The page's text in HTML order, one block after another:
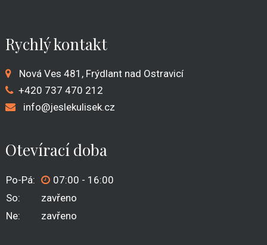
Rychlý kontakt
Nová Ves 481, Frýdlant nad Ostravicí
+420 737 470 212
info@jeslekulisek.cz
Otevírací doba
Po-Pá:
07:00 - 16:00
So:
zavřeno
Ne:
zavřeno